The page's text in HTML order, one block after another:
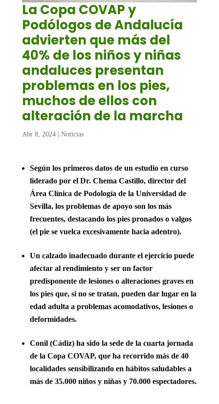
La Copa COVAP y
Podólogos de Andalucía
advierten que más del
40% de los niños y niñas
andaluces presentan
problemas en los pies,
muchos de ellos con
alteración de la marcha
Abr 8, 2024| Noticias
Según los primeros datos de un estudio en curso
liderado por el Dr. Chema Castillo, director del
Área Clínica de Podología de la Universidad de
Sevilla, los problemas de apoyo son los más
frecuentes, destacando los pies pronados o valgos
(el pie se vuelca excesivamente hacia adentro).
Un calzado inadecuado durante el ejercicio puede
afectar al rendimiento y ser un factor
predisponente de lesiones o alteraciones graves en
los pies que, si no se tratan, pueden dar lugar en la
edad adulta a problemas acomodativos, lesiones o
deformidades.
Conil (Cádiz) ha sido la sede de la cuarta jornada
de la Copa COVAP, que ha recorrido más de 40
localidades sensibilizando en hábitos saludables a
más de 35.000 niños y niñas y 70.000 espectadores.